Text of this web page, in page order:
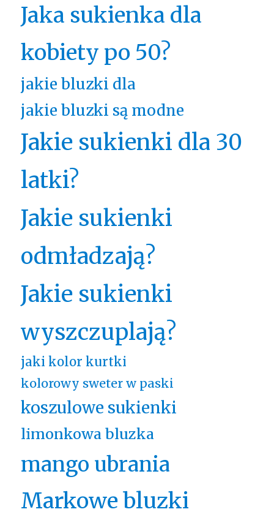
Jaka sukienka dla
kobiety po 50?
jakie bluzki dla
jakie bluzki są modne
Jakie sukienki dla 30
latki?
Jakie sukienki
odmładzają?
Jakie sukienki
wyszczuplają?
jaki kolor kurtki
kolorowy sweter w paski
koszulowe sukienki
limonkowa bluzka
mango ubrania
Markowe bluzki